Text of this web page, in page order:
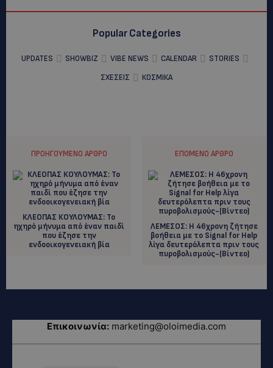
Popular Categories
UPDATES SHOWBIZ VIBE NEWS CALENDAR
STORIES
ΣΧΕΣΕΙΣ
ΚΟΣΜΙΚΑ
ΠΡΟΗΓΟΎΜΕΝΟ ΆΡΘΡΟ
ΚΛΕΟΠΑΣ ΚΟΥΛΟΥΜΑΣ: Το
ηχηρό μήνυμα από έναν παιδί
που έζησε την
ενδοοικογενειακή βία
ΕΠΌΜΕΝΟ ΆΡΘΡΟ
ΛΕΜΕΣΟΣ: Η 46χρονη ζήτησε
βοήθεια με το Signal for Help
λίγα δευτερόλεπτα πριν τους
πυροβολισμούς-(Βίντεο)
Επικοινωνία: marketing@oloimedia.com